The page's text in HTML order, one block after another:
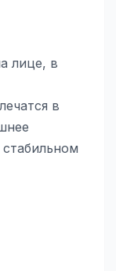
лице, в
в